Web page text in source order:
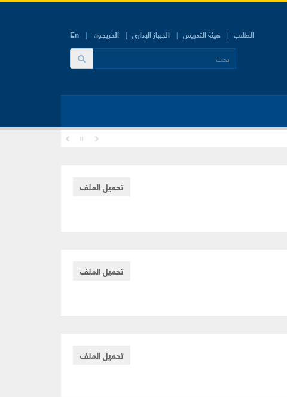
En الطلاب هيئة التدريس الجهاز الإدارى الخريجون
تحميل الملف
تحميل الملف
تحميل الملف